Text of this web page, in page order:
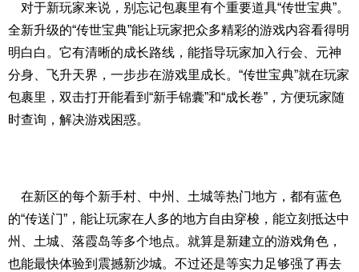
对于新玩家来说，别忘记包裹里有个重要道具“传世宝典”。
全新升级的“传世宝典”能让玩家把众多精彩的游戏内容看得明
明白白。它有清晰的成长路线，能指导玩家加入行会、元神
分身、飞升天界，一步步在游戏里成长。“传世宝典”就在玩家
包裹里，双击打开能看到“新手锦囊”和“成长卷”，方便玩家随
时查询，解决游戏困惑。
在新区的每个新手村、中州、土城等热门地方，都有蓝色
的“传送门”，能让玩家在人多的地方自由穿梭，能立刻抵达中
州、土城、落霞岛等多个地点。就算是新建立的游戏角色，
也能最快体验到震撼新沙城。不过还是等实力足够强了再去